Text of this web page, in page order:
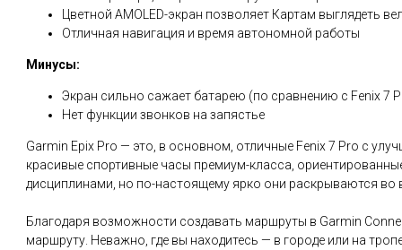
Цветной AMOLED-экран позволяет Картам выглядеть
Отличная навигация и время автономной работы
Минусы:
Экран сильно сажает батарею (по сравнению с Fenix 7
Нет функции звонков на запястье
Garmin Epix Pro — это, в основном, отличные Fenix 7 Pro с
красивые спортивные часы премиум-класса,
дисциплинами, но по-настоящему ярко они раскрываются во
Благодаря возможности создавать маршруты в Garmin
маршруту. Неважно, где вы находитесь — в городе или на